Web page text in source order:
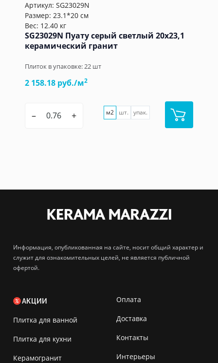
Артикул: SG23029N
Размер: 23.1*20 см
Вес: 12.40 кг
SG23029N Пуату серый светлый 20x23,1
керамический гранит
Плиток в упаковке:22 шт
2 158.18 руб./м2
– + м2 шт. упак.
Информация, опубликованная на сайте, носит общий характер и
служит для ознакомительных целей, не является публичной
офертой.
АКЦИИ
Плитка для ванной
Плитка для кухни
Керамогранит
Оплата
Доставка
Контакты
Интерьеры